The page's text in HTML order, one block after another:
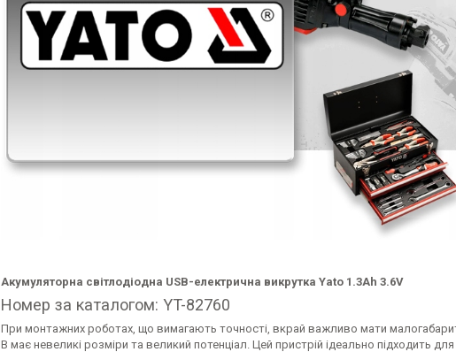
Акумуляторна світлодіодна USB-електрична викрутка Yato 1.3Ah 3.6V
Номер за каталогом: YT-82760
При монтажних роботах, що вимагають точності, вкрай важливо мати
В має невеликі розміри та великий потенціал. Цей пристрій ідеально підходить для